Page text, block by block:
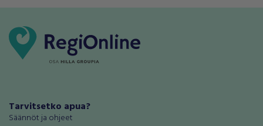
Tarvitsetko apua?
Säännöt ja ohjeet